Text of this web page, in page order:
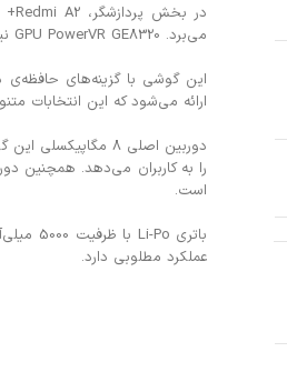
می‌برد. GPU PowerVR GE8320 نیز برای پردازش گرافیکی در این گوشی استفاده می‌شود.
ارائه می‌شود که این انتخابات
است.
عملکرد مطلوبی دارد.